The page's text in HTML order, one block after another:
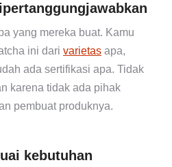
yang mereka buat. Kamu
ini dari varietas apa,
ada sertifikasi apa. Tidak
karena tidak ada pihak
pembuat produknya.
kebutuhan